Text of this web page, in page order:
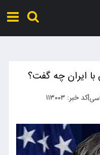
با ایران چه گفت؟
|کد خبر: ۱۱۳۰۰۳